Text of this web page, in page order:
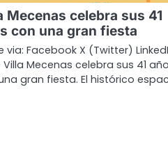
Mecenas celebra sus 41
con una gran fiesta
via: Facebook X (Twitter)
Villa Mecenas celebra sus 41
gran fiesta. El histórico